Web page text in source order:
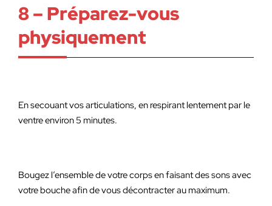
8 – Préparez-vous
physiquement
En secouant vos articulations, en respirant lentement par le
ventre environ 5 minutes.
Bougez l’ensemble de votre corps en faisant des sons avec
votre bouche afin de vous décontracter au maximum.